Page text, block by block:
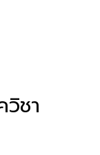
วิชา